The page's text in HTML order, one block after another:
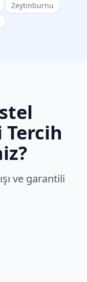
Zeytinburnu
ve garantili